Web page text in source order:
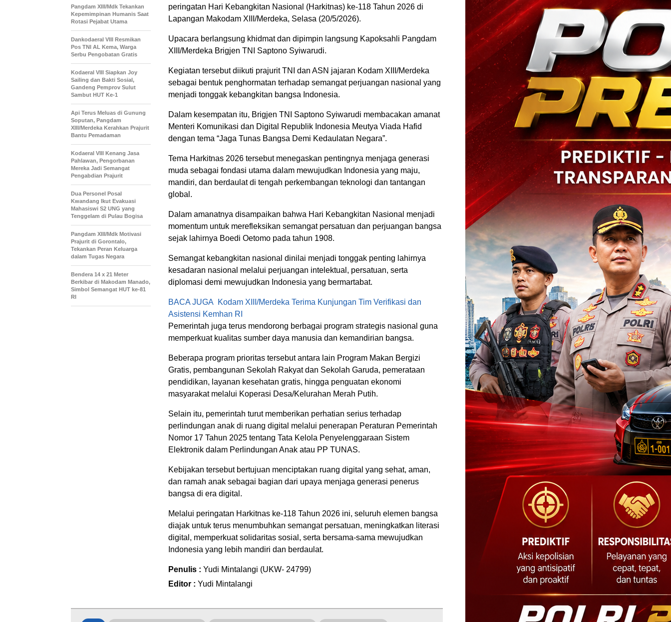
peringatan Hari Kebangkitan Nasional (Harkitnas) ke-118 Tahun 2026 di
Lapangan Makodam XIII/Merdeka, Selasa (20/5/2026).
Upacara berlangsung khidmat dan dipimpin langsung Kapoksahli Pangdam
XIII/Merdeka Brigjen TNI Saptono Syiwarudi.
Kegiatan tersebut diikuti prajurit TNI dan ASN jajaran Kodam XIII/Merdeka
sebagai bentuk penghormatan terhadap semangat perjuangan nasional yang
menjadi tonggak kebangkitan bangsa Indonesia.
Dalam kesempatan itu, Brigjen TNI Saptono Syiwarudi membacakan amanat
Menteri Komunikasi dan Digital Republik Indonesia Meutya Viada Hafid
dengan tema “Jaga Tunas Bangsa Demi Kedaulatan Negara”.
Tema Harkitnas 2026 tersebut menegaskan pentingnya menjaga generasi
muda sebagai fondasi utama dalam mewujudkan Indonesia yang maju,
mandiri, dan berdaulat di tengah perkembangan teknologi dan tantangan
global.
Dalam amanatnya disampaikan bahwa Hari Kebangkitan Nasional menjadi
momentum untuk merefleksikan semangat persatuan dan perjuangan bangsa
sejak lahirnya Boedi Oetomo pada tahun 1908.
Semangat kebangkitan nasional dinilai menjadi tonggak penting lahirnya
kesadaran nasional melalui perjuangan intelektual, persatuan, serta
diplomasi demi mewujudkan Indonesia yang bermartabat.
BACA JUGA
Kodam XIII/Merdeka Terima Kunjungan Tim Verifikasi dan
Asistensi Kemhan RI
Pemerintah juga terus mendorong berbagai program strategis nasional guna
memperkuat kualitas sumber daya manusia dan kemandirian bangsa.
Beberapa program prioritas tersebut antara lain Program Makan Bergizi
Gratis, pembangunan Sekolah Rakyat dan Sekolah Garuda, pemerataan
pendidikan, layanan kesehatan gratis, hingga penguatan ekonomi
masyarakat melalui Koperasi Desa/Kelurahan Merah Putih.
Selain itu, pemerintah turut memberikan perhatian serius terhadap
perlindungan anak di ruang digital melalui penerapan Peraturan Pemerintah
Nomor 17 Tahun 2025 tentang Tata Kelola Penyelenggaraan Sistem
Elektronik dalam Perlindungan Anak atau PP TUNAS.
Kebijakan tersebut bertujuan menciptakan ruang digital yang sehat, aman,
dan ramah anak sebagai bagian dari upaya menjaga generasi penerus
bangsa di era digital.
Melalui peringatan Harkitnas ke-118 Tahun 2026 ini, seluruh elemen bangsa
diajak untuk terus menumbuhkan semangat persatuan, meningkatkan literasi
digital, memperkuat solidaritas sosial, serta bersama-sama mewujudkan
Indonesia yang lebih mandiri dan berdaulat.
Penulis : Yudi Mintalangi (UKW- 24799)
Editor : Yudi Mintalangi
Pangdam XIII/Mdk Tekankan
Kepemimpinan Humanis Saat
Rotasi Pejabat Utama
Dankodaeral VIII Resmikan
Pos TNI AL Kema, Warga
Serbu Pengobatan Gratis
Kodaeral VIII Siapkan Joy
Sailing dan Bakti Sosial,
Gandeng Pemprov Sulut
Sambut HUT Ke-1
Api Terus Meluas di Gunung
Soputan, Pangdam
XIII/Merdeka Kerahkan Prajurit
Bantu Pemadaman
Kodaeral VIII Kenang Jasa
Pahlawan, Pengorbanan
Mereka Jadi Semangat
Pengabdian Prajurit
Dua Personel Posal
Kwandang Ikut Evakuasi
Mahasiswi S2 UNG yang
Tenggelam di Pulau Bogisa
Pangdam XIII/Mdk Motivasi
Prajurit di Gorontalo,
Tekankan Peran Keluarga
dalam Tugas Negara
Bendera 14 x 21 Meter
Berkibar di Makodam Manado,
Simbol Semangat HUT ke-81
RI